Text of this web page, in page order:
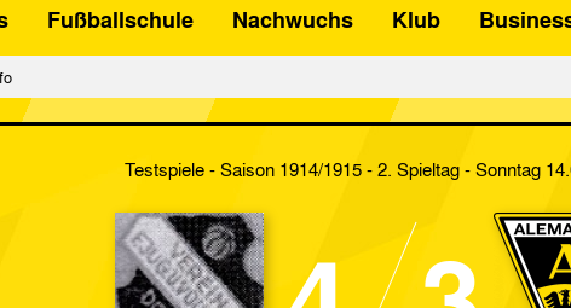
Fan-Klubs
Fußballschule Nachwuchs Klub
Testspiele - Saison 1914/1915 - 2. Spieltag- Sonntag